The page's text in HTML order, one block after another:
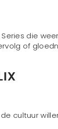
die
of
cultuur